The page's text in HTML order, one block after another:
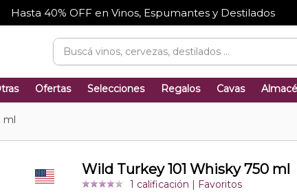
Hasta 40% OFF en Vinos, Espumantes y Destilados
Ofertas Selecciones Regalos Cavas
ml
Wild Turkey 101 Whisky 750 ml
1 calificación Favoritos